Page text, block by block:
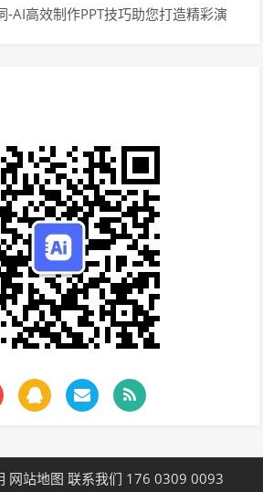
-AI高效制作PPT技巧助您打造精彩演
网站地图 联系我们 176 0309 0093